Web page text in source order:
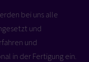
bei uns alle
und
und
in der Fertigung ein.